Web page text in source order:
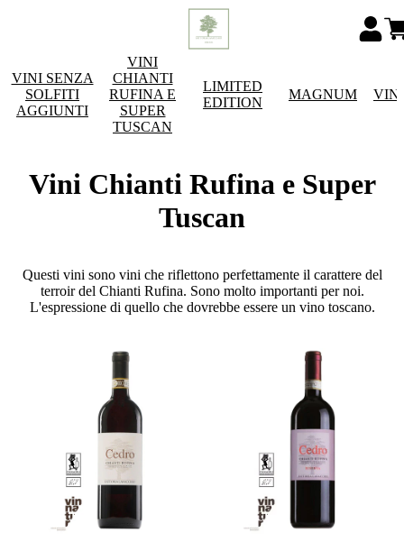
VINI SENZA
SOLFITI
AGGIUNTI
VINI
CHIANTI
RUFINA E
SUPER
TUSCAN
LIMITED
EDITION
MAGNUM
Vini Chianti Rufina e Super
Tuscan
Questi vini sono vini che riflettono perfettamente il carattere del
terroir del Chianti Rufina. Sono molto importanti per noi.
L'espressione di quello che dovrebbe essere un vino toscano.